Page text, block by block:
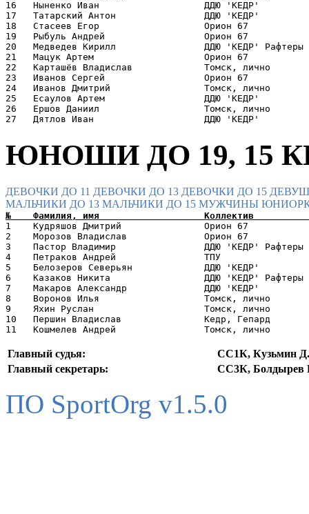
16   Ныненко Иван                   ДДЮ
17   Татарский Антон
18   Стасеев Егор
19   Рыбуль Андрей
20   Медведев Кирилл                ДДЮ
21   Мацук Артем
22   Карташёв Владислав
23   Иванов Сергей
24   Иванов Дмитрий
25   Есаулов Артем                  ДДЮ
26   Ершов Даниил
ЮНОШИ ДО 19, 15
ДЕВОЧКИ ДО 11 ДЕВОЧКИ ДО 13 ДЕВОЧКИ ДО 15
МАЛЬЧИКИ ДО 13 МАЛЬЧИКИ ДО 15 МУЖЧИНЫ
1    Кудряшов Дмитрий               Орион 67
2    Морозов Владислав              Орион 67
3    Пастор Владимир                ДДЮ 'КЕДР'
4    Петраков Андрей                ТПУ
5    Белозеров Северьян             ДДЮ 'КЕДР'
6    Казаков Никита                 ДДЮ 'КЕДР'
7    Макаров Александр              ДДЮ 'КЕДР'
8    Воронов Илья                   Томск, лично
9    Яхин Руслан                    Томск,
10   Першин Владислав
Главный судья:
СС1К, Кузьмин
Главный секретарь:
СС3К, Болдырев
ПО SportOrg v1.5.0